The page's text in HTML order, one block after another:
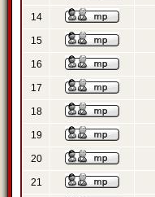
14
15
16
17
18
19
20
21